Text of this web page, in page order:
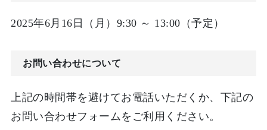
2025年6月16日（月）9:30 ～ 13:00（予定）
お問い合わせについて
上記の時間帯を避けてお電話いただくか、下記の
お問い合わせフォームをご利用ください。